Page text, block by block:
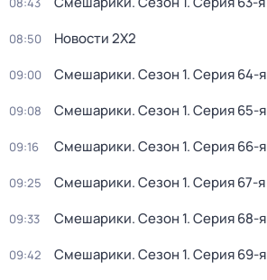
08:50 Новости 2Х2
09:00 Смешарики. Сезон 1. Серия 64-я
09:08 Смешарики. Сезон 1. Серия 65-я
09:16 Смешарики. Сезон 1. Серия 66-я
09:25 Смешарики. Сезон 1. Серия 67-я
09:33 Смешарики. Сезон 1. Серия 68-я
09:42 Смешарики. Сезон 1. Серия 69-я